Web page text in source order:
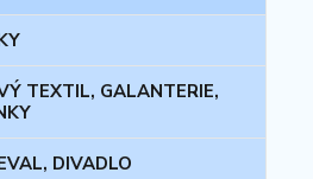
TEXTIL, GALANTERIE,
DIVADLO